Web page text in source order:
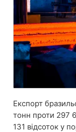
Експорт
тонн проти 297
131 відсоток у